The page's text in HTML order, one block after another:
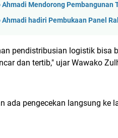
Ahmadi Mendorong Pembangunan
Ahmadi hadiri Pembukaan Panel
pendistribusian logistik bisa
dan tertib," ujar Wawako
ada pengecekan langsung ke